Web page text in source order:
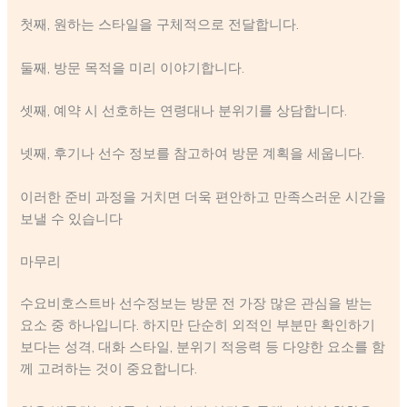
첫째, 원하는 스타일을 구체적으로 전달합니다.
둘째, 방문 목적을 미리 이야기합니다.
셋째, 예약 시 선호하는 연령대나 분위기를 상담합니다.
넷째, 후기나 선수 정보를 참고하여 방문 계획을 세웁니다.
이러한 준비 과정을 거치면 더욱 편안하고 만족스러운 시간을
보낼 수 있습니다
마무리
수요비호스트바 선수정보는 방문 전 가장 많은 관심을 받는
요소 중 하나입니다. 하지만 단순히 외적인 부분만 확인하기
보다는 성격, 대화 스타일, 분위기 적응력 등 다양한 요소를 함
께 고려하는 것이 중요합니다.